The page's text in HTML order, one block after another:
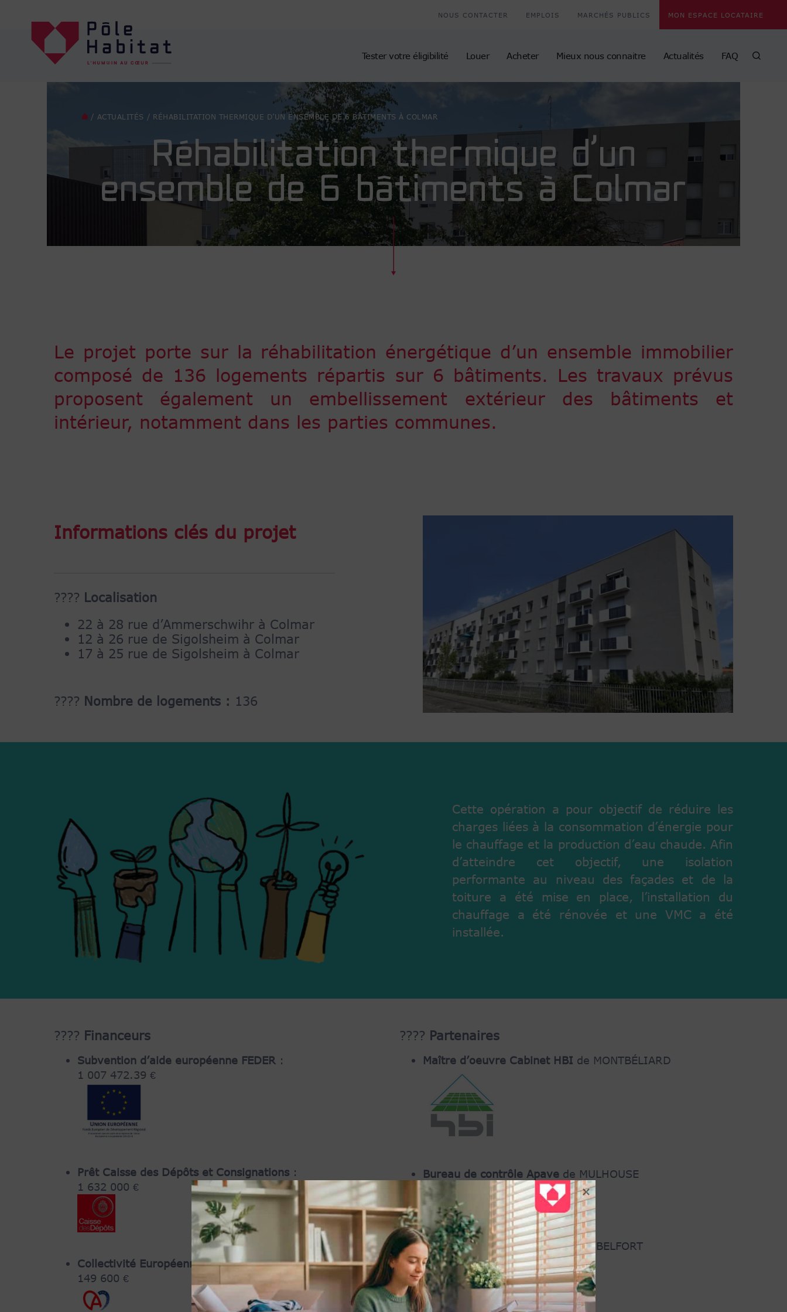
NOUS CONTACTER EMPLOIS MARCHÉS PUBLICS MON ESPACE LOCATAIRE
Tester votre éligibilité Louer Acheter Mieux nous connaitre Actualités FAQ
/ ACTUALITÉS / RÉHABILITATION THERMIQUE D’UN ENSEMBLE DE 6 BÂTIMENTS À COLMAR
Réhabilitation thermique d’un
ensemble de 6 bâtiments à Colmar
Le projet porte sur la réhabilitation énergétique d’un ensemble immobilier
composé de 136 logements répartis sur 6 bâtiments. Les travaux prévus
proposent également un embellissement extérieur des bâtiments et
intérieur, notamment dans les parties communes.
Informations clés du projet
???? Localisation
22 à 28 rue d’Ammerschwihr à Colmar
12 à 26 rue de Sigolsheim à Colmar
17 à 25 rue de Sigolsheim à Colmar
???? Nombre de logements : 136
Cette opération a pour objectif de réduire les
charges liées à la consommation d’énergie pour
le chauffage et la production d’eau chaude. Afin
d’atteindre cet objectif, une isolation
performante au niveau des façades et de la
toiture a été mise en place, l’installation du
chauffage a été rénovée et une VMC a été
installée.
???? Financeurs
Subvention d’aide européenne FEDER :
1 007 472.39 €
Prêt Caisse des Dépôts et Consignations :
1 632 000 €
Collectivité Européenne d’Alsace:
149 600 €
???? Partenaires
Maître d’oeuvre Cabinet HBI de MONTBÉLIARD
Bureau de contrôle Apave de MULHOUSE
Architecte Hêtre Architecturede BELFORT